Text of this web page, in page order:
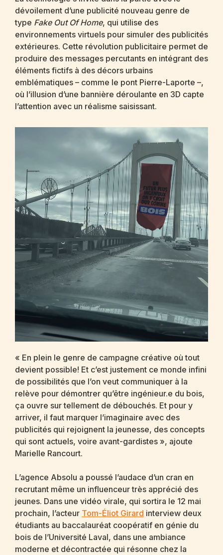
dévoilement d’une publicité nouveau genre de
type Fake Out Of Home, qui utilise des
environnements virtuels pour simuler des publicités
extérieures. Cette révolution publicitaire permet de
produire des messages percutants en intégrant des
éléments fictifs à des décors urbains
emblématiques – comme le pont Pierre-Laporte –,
où l’illusion d’une bannière déroulante en 3D capte
l’attention avec un réalisme saisissant.
« En plein le genre de campagne créative où tout
devient possible! Et c’est justement ce monde infini
de possibilités que l’on veut communiquer à la
relève pour démontrer qu’être ingénieur.e du bois,
ça ouvre sur tellement de débouchés. Et pour y
arriver, il faut marquer l’imaginaire avec des
publicités qui rejoignent la jeunesse, des concepts
qui sont actuels, voire avant-gardistes », ajoute
Marielle Rancourt.
L’agence Absolu a poussé l’audace d’un cran en
recrutant même un influenceur très apprécié des
jeunes. Dans une vidéo virale, qui sortira le 12 mai
prochain, l’acteur Tom-Éliot Girard interview deux
étudiants au baccalauréat coopératif en génie du
bois de l’Université Laval, dans une ambiance
moderne et décontractée qui résonne chez la